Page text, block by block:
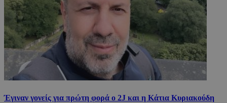
Έγιναν γονείς για πρώτη φορά ο 2J και η Κάτια Κυριακούδη